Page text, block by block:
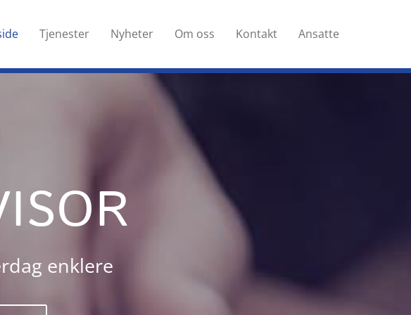
Tjenester Nyheter Om oss Kontakt Ansatte
enklere